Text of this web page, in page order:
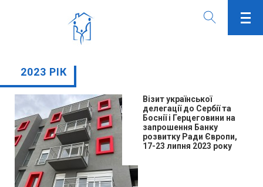
2023 РІК
Візит української
делегації до Сербії та
Боснії і Герцеговини на
запрошення Банку
розвитку Ради Європи,
17-23 липня 2023 року